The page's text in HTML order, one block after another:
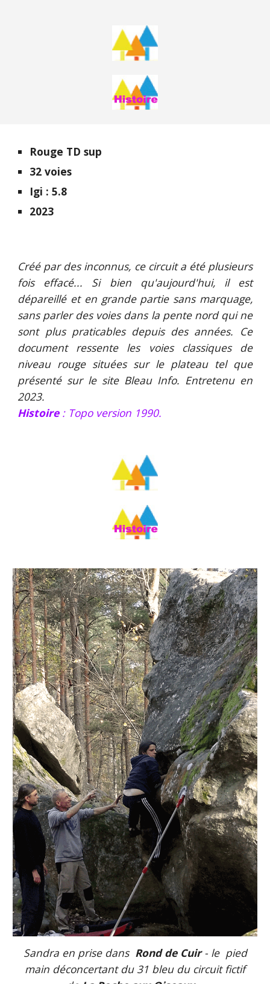
Rouge TD sup
32 voies
Igi : 5.8
2023
Créé par des inconnus, ce circuit a été plusieurs
fois effacé... Si bien qu'aujourd'hui, il est
dépareillé et en grande partie sans marquage,
sans parler des voies dans la pente nord qui ne
sont plus praticables depuis des années. Ce
document ressente les voies classiques de
niveau rouge situées sur le plateau tel que
présenté sur le site Bleau Info. Entretenu en
2023.
Histoire: Topo version 1990.
Sandra en prise dans Rond de Cuir- le pied
main déconcertant du 31 bleu du circuit fictif